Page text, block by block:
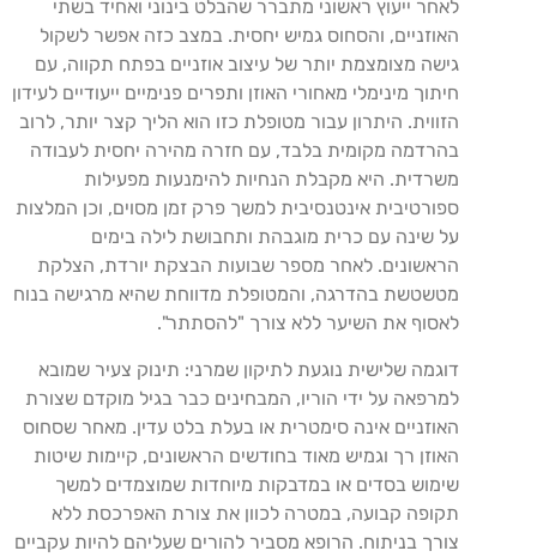
לאחר ייעוץ ראשוני מתברר שהבלט בינוני ואחיד בשתי
האוזניים, והסחוס גמיש יחסית. במצב כזה אפשר לשקול
גישה מצומצמת יותר של עיצוב אוזניים בפתח תקווה, עם
חיתוך מינימלי מאחורי האוזן ותפרים פנימיים ייעודיים לעידון
הזווית. היתרון עבור מטופלת כזו הוא הליך קצר יותר, לרוב
בהרדמה מקומית בלבד, עם חזרה מהירה יחסית לעבודה
משרדית. היא מקבלת הנחיות להימנעות מפעילות
ספורטיבית אינטנסיבית למשך פרק זמן מסוים, וכן המלצות
על שינה עם כרית מוגבהת ותחבושת לילה בימים
הראשונים. לאחר מספר שבועות הבצקת יורדת, הצלקת
מטשטשת בהדרגה, והמטופלת מדווחת שהיא מרגישה בנוח
לאסוף את השיער ללא צורך "להסתתר".
דוגמה שלישית נוגעת לתיקון שמרני: תינוק צעיר שמובא
למרפאה על ידי הוריו, המבחינים כבר בגיל מוקדם שצורת
האוזניים אינה סימטרית או בעלת בלט עדין. מאחר שסחוס
האוזן רך וגמיש מאוד בחודשים הראשונים, קיימות שיטות
שימוש בסדים או במדבקות מיוחדות שמוצמדים למשך
תקופה קבועה, במטרה לכוון את צורת האפרכסת ללא
צורך בניתוח. הרופא מסביר להורים שעליהם להיות עקביים